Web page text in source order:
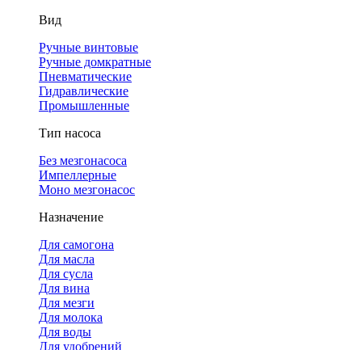
Вид
Ручные винтовые
Ручные домкратные
Пневматические
Гидравлические
Промышленные
Тип насоса
Без мезгонасоса
Импеллерные
Моно мезгонасос
Назначение
Для самогона
Для масла
Для сусла
Для вина
Для мезги
Для молока
Для воды
Для удобрений